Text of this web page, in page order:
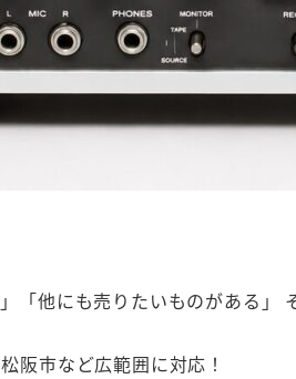
」「他にも売りたいものがある
阪市など広範囲に対応！